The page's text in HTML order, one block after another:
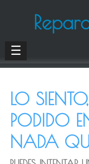
☰
LO
PODIDO
NADA